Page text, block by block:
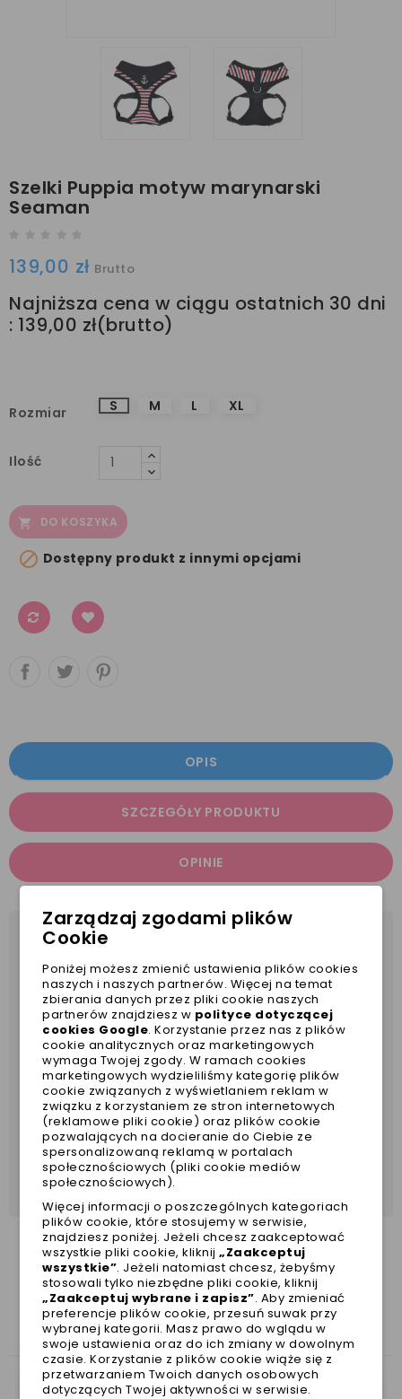
Szelki Puppia motyw marynarski
Seaman
139,00 zł
Najniższa cena w ciągu ostatnich 30 dni
: 139,00 zł
Brutto
Rozmiar S M L XL
Ilość
 DO KOSZYKA
 Dostępny produkt z innymi opcjami
OPIS
SZCZEGÓŁY PRODUKTU
OPINIE
Stylowe szeleczki w kolorze granatowym w
granatowo-czerwone paski ozdobione haftem
kotwicy. Polecamy dla ras małych i średnich oraz
piesków z szeroką klatką piersiową.
*do kompletu oferujemy smycz taśmową
ROZMIAR
obwód
szyi
obwód klatki
piersiowej
26cm
36-46cm
32cm
43-58cm
38cm
51-66cm
XL
42cm
ZOBACZ TAKŻE
Zarządzaj zgodami plików
Cookie
Poniżej możesz zmienić ustawienia plików cookies
naszych i naszych partnerów. Więcej na temat
zbierania danych przez pliki cookie naszych
partnerów znajdziesz w polityce dotyczącej
cookies Google. Korzystanie przez nas z plików
cookie analitycznych oraz marketingowych
wymaga Twojej zgody. W ramach cookies
marketingowych wydzieliliśmy kategorię plików
cookie związanych z wyświetlaniem reklam w
związku z korzystaniem ze stron internetowych
(reklamowe pliki cookie) oraz plików cookie
pozwalających na docieranie do Ciebie ze
spersonalizowaną reklamą w portalach
społecznościowych (pliki cookie mediów
społecznościowych).
Więcej informacji o poszczególnych kategoriach
plików cookie, które stosujemy w serwisie,
znajdziesz poniżej. Jeżeli chcesz zaakceptować
wszystkie pliki cookie, kliknij„Zaakceptuj
wszystkie”. Jeżeli natomiast chcesz, żebyśmy
stosowali tylko niezbędne pliki cookie, kliknij
„Zaakceptuj wybrane i zapisz”. Aby zmieniać
preferencje plików cookie, przesuń suwak przy
wybranej kategorii. Masz prawo do wglądu w
swoje ustawienia oraz do ich zmiany w dowolnym
czasie. Korzystanie z plików cookie wiąże się z
przetwarzaniem Twoich danych osobowych
dotyczących Twojej aktywności w serwisie.